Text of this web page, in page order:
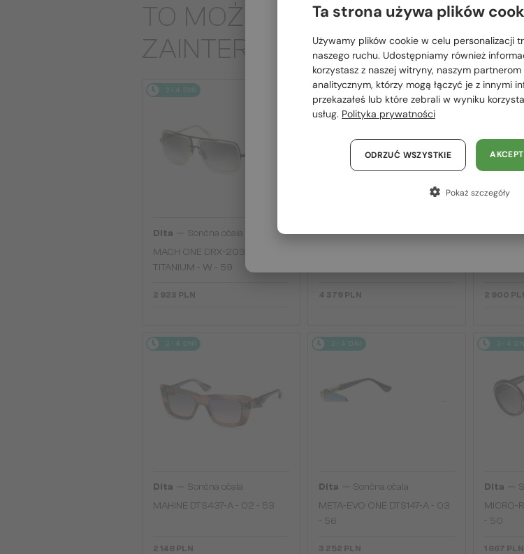
TO MOŻE CIĘ RÓWNIEŻ
ZAINTERESOWAĆ
2-4 DNI
Dita
Sončna očala
MACH ONE DRX-2030
TITANIUM - W - 59
2 923 PLN
2-4 DNI
Dita—Sončna očala
4 379 PLN
2-4
Dita—
2 900
2-4 DNI
Dita
Sončna očala
MAHINE DTS437-A - 02 - 53
2 148 PLN
2-4 DNI
Dita
Sončna očala
META-EVO ONE DTS147-A - 03
- 56
3 252 PLN
2-4 DNI
Dita
MICRO-
- 50
1 667 PLN
Proszę wybierz z listy odpowiedni
Polska / PL
România / RO
Magyarország / HU
Austria / AT
Francja / FR
Ta strona używa plików
Używamy plików cookie w celu personalizacji
naszego ruchu. Udostępniamy również
korzystasz z naszej witryny, naszym
analitycznym, którzy mogą łączyć je z innymi
przekazałeś lub które zebrali w wyniku
usług. Polityka prywatności
ODRZUĆ WSZYSTKIE
Pokaż szczegóły